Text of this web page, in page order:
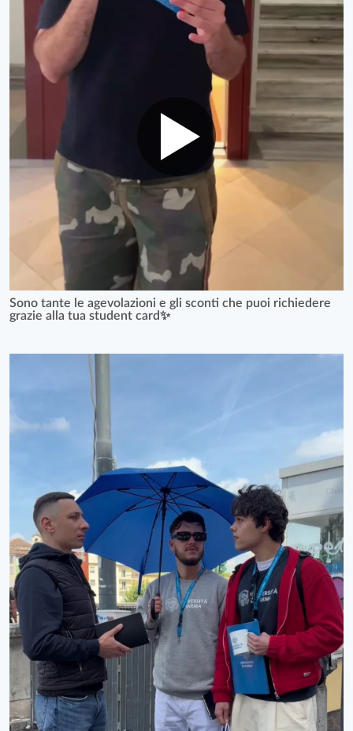
Sono tante le agevolazioni e gli sconti che puoi richiedere
grazie alla tua student card✨️